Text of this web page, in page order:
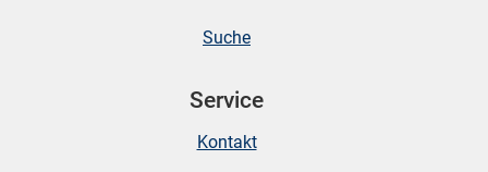
Suche
Service
Kontakt